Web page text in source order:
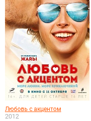
Любовь с акцентом
2012